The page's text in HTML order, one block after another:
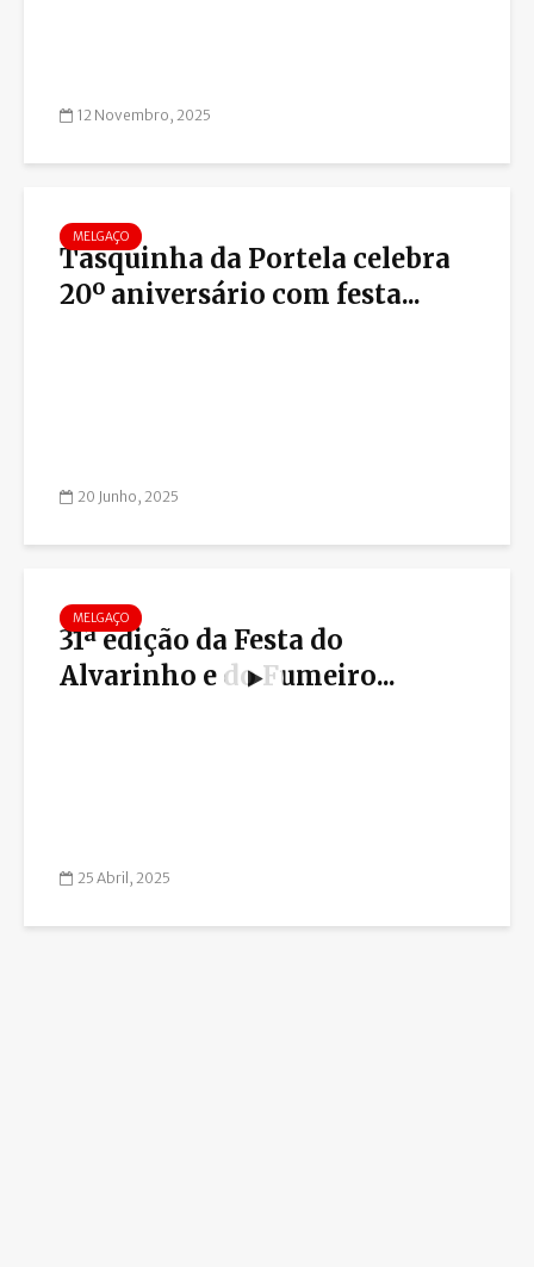
12 Novembro, 2025
MELGAÇO
Tasquinha da Portela celebra
20º aniversário com festa...
20 Junho, 2025
MELGAÇO
31ª edição da Festa do
Alvarinho e do Fumeiro...
25 Abril, 2025